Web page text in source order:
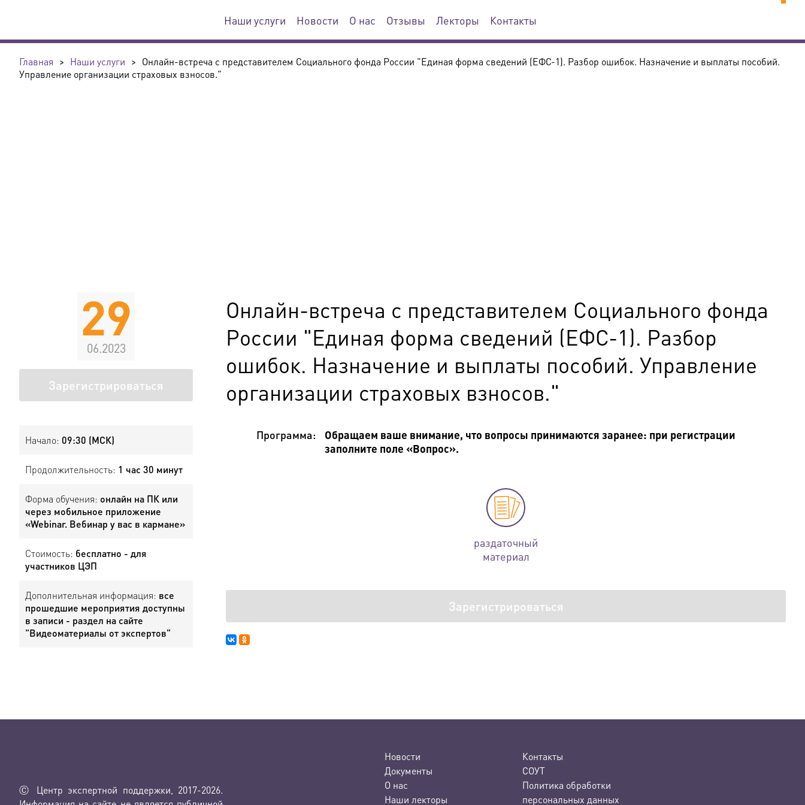
Наши услуги Новости О нас Отзывы Лекторы Контакты
Главная > Наши услуги > Онлайн-встреча с представителем Социального фонда России "Единая форма сведений (ЕФС-1). Разбор ошибок. Назначение и выплаты пособий.
Управление организации страховых взносов."
29
06.2023
Зарегистрироваться
Начало: 09:30 (МСК)
Продолжительность: 1 час 30 минут
Форма обучения: онлайн на ПК или
через мобильное приложение
«Webinar. Вебинар у вас в кармане»
Стоимость: бесплатно - для
участников ЦЭП
Дополнительная информация: все
прошедшие мероприятия доступны
в записи - раздел на сайте
"Видеоматериалы от экспертов"
Онлайн-встреча с представителем Социального фонда
России "Единая форма сведений (ЕФС-1). Разбор
ошибок. Назначение и выплаты пособий. Управление
организации страховых взносов."
Программа:
Обращаем ваше внимание, что вопросы принимаются заранее: при регистрации
заполните поле «Вопрос».
раздаточный
материал
Зарегистрироваться
Ⓒ Центр экспертной поддержки, 2017-2026.
Новости
Документы
О нас
Наши лекторы
Контакты
СОУТ
Политика обработки
персональных данных